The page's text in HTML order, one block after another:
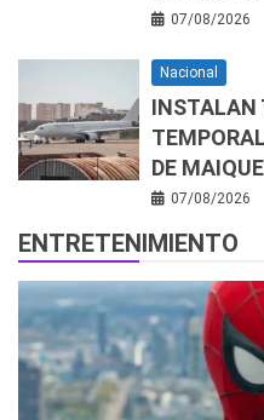
07/08/2026
Nacional
INSTALAN
DE
07/08/2026
ENTRETENIMIENTO